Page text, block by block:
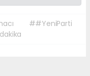
##YeniParti